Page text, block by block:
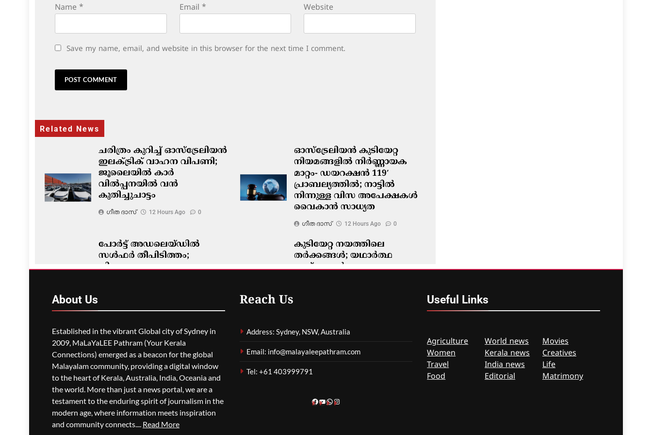
Name * Email * Website
Save my name, email, and website in this browser for the next time I comment.
Related News
ചരിത്രം കുറിച്ച് ഓസ്‌ട്രേലിയൻ
ഇലക്ട്രിക് വാഹന വിപണി;
ജൂലൈയിൽ കാർ
വിൽപ്പനയിൽ വൻ
കുതിച്ചുചാട്ടം
ഗീത ദാസ്‌ 12 Hours Ago 0
ഓസ്‌ട്രേലിയൻ കുടിയേറ്റ
നിയമങ്ങളിൽ നിർണ്ണായക
മാറ്റം- ഡയറക്ഷൻ 119′
പ്രാബല്യത്തിൽ; നാട്ടിൽ
നിന്നുള്ള വിസ അപേക്ഷകൾ
വൈകാൻ സാധ്യത
ഗീത ദാസ്‌ 12 Hours Ago 0
പോർട്ട് അഡലെയ്ഡിൽ
സൾഫർ തീപിടിത്തം;
വിഷപുക പടരുന്നു,
കുടിയേറ്റ നയത്തിലെ
തർക്കങ്ങൾ; യഥാർത്ഥ
പ്രശ്നങ്ങൾ
About Us
Established in the vibrant Global city of Sydney in
2009, MaLaYaLEE Pathram (Your Kerala
Connections) emerged as a beacon for the global
Malayalam community, providing a digital window
to the heart of Kerala, Australia, India, Oceania and
the world. More than just a news portal, we are a
testament to the enduring spirit of journalism in the
modern age, where information meets inspiration
and community connects.... Read More
Reach Us
Address: Sydney, NSW, Australia
Email: info@malayaleepathram.com
Tel: +61 403999791
Facebook
YouTube
WhatsApp
Instagram
Useful Links
Agriculture
Women
Travel
Food
World news
Kerala news
India news
Editorial
Movies
Creatives
Life
Matrimony